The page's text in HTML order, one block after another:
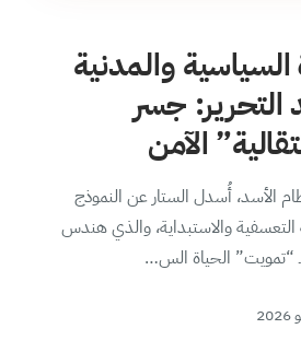
السياسية والمدنية
التحرير: جسر
الآمن
الأسد، أُسدل الستار عن النموذج
التعسفية والاستبداية، والذي هندس
“تمويت” الحياة الس…